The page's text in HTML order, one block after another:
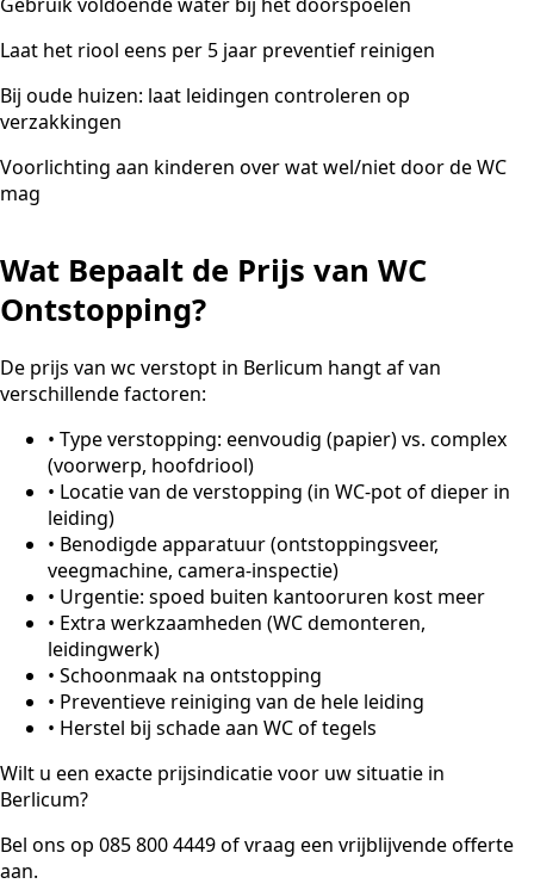
Laat het riool eens per 5 jaar preventief reinigen
Bij oude huizen: laat leidingen controleren op
verzakkingen
Voorlichting aan kinderen over wat wel/niet door de WC
mag
Wat Bepaalt de Prijs van WC
Ontstopping?
De prijs van wc verstopt in Berlicum hangt af van
verschillende factoren:
• Type verstopping: eenvoudig (papier) vs. complex
(voorwerp, hoofdriool)
• Locatie van de verstopping (in WC-pot of dieper in
leiding)
• Benodigde apparatuur (ontstoppingsveer,
veegmachine, camera-inspectie)
• Urgentie: spoed buiten kantooruren kost meer
• Extra werkzaamheden (WC demonteren,
leidingwerk)
• Schoonmaak na ontstopping
• Preventieve reiniging van de hele leiding
• Herstel bij schade aan WC of tegels
Wilt u een exacte prijsindicatie voor uw situatie in
Berlicum?
Bel ons op 085 800 4449 of vraag een vrijblijvende offerte
aan.